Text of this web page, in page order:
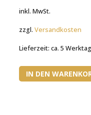
inkl. MwSt.
zzgl.Versandkosten
Lieferzeit:ca. 5
IN DEN